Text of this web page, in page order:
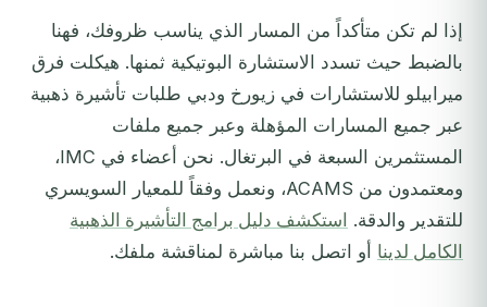
إذا لم تكن متأكداً من المسار الذي يناسب ظروفك، فهنا
بالضبط حيث تسدد الاستشارة البوتيكية ثمنها. هيكلت فرق
ميرابيلو للاستشارات في زيورخ ودبي طلبات تأشيرة ذهبية
عبر جميع المسارات المؤهلة وعبر جميع ملفات
المستثمرين السبعة في البرتغال. نحن أعضاء في IMC،
ومعتمدون من ACAMS، ونعمل وفقاً للمعيار السويسري
للتقدير والدقة. استكشف دليل برامج التأشيرة الذهبية
الكامل لدينا أو اتصل بنا مباشرة لمناقشة ملفك.